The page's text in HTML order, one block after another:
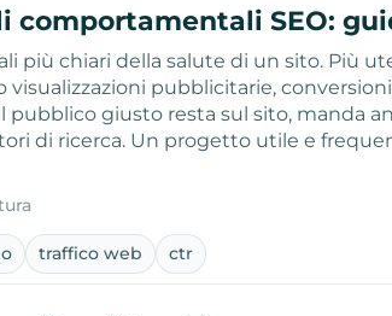
comportamentali SEO:
più chiari della salute di un sito. Più
pubblicitarie,
pubblico giusto resta sul sito, manda
di ricerca. Un progetto utile e
traffico web ctr